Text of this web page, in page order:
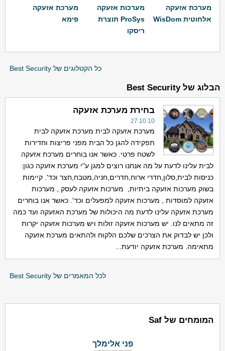
מערכת אזעקה
אלחוטית WisDom
מערכות אזעקה
ProSys תוצרת
ריסקו
מערכת אזעקה
פימא
כל הקטלוגים של Best Security
הבלוג של Best Security
בחירת מערכת אזעקה
27.10.10
מערכת אזעקה לבית מערכת אזעקה לבית
תפקידה להגן כל הבית מפני פריצות וחדירות
לשטח פרטי. כאשר אנו בוחרים מערכת אזעקה
לבית עלינו לדעת על מה אנחנו רוצים למגן ע"י מערכת אזעקה כגון:
כניסות לבית,סלון,חדרי ארוח,חדרים,חניה,מטבח,חצר וכד'. קיימות
בשוק מערכות אזעקה ביתיות, מערכות אזעקה לעסק , מערכות
אזעקה למוסדות , מערכות אזעקה למפעלים וכד'. כאשר אנו בוחרים
מערכת אזעקה עלינו לדעת מה היכולות של מערכת האזעקה ועד כמה
זה מתאים לנו. יש מערכות אזעקה זולות ויש מערכות אזעקה יקרות
ולכן יש לבדוק את הצרכים שלכם הלקוח ולהתאים מערכת אזעקה
מתאימה. מערכת אזעקה יודעת...
לכל המאמרים של Best Security
המומחים של Saf
פני אלימלך